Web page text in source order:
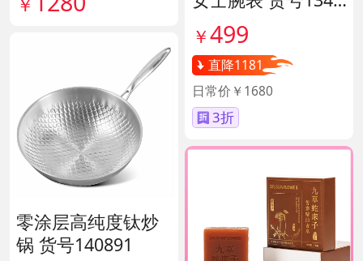
￥
零涂层高纯度钛炒
锅 货号140891
￥499
直降1181
日常价￥1680
3折